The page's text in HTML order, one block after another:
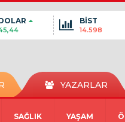
BİST
14.598
YAZARLAR
SAĞLIK YAŞAM